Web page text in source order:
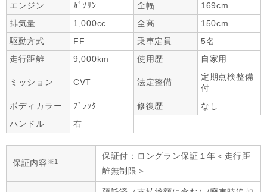
エンジン
ｶﾞｿﾘﾝ 全幅
169cm
排気量
1,000cc 全高
150cm
駆動方式
FF 乗車定員
5名
走行距離
9,000km 使用歴 自家用
ミッション CVT 法定整備
定期点検整備
付
ボディカラー
ﾌﾞﾗｯｸ 修復歴
なし
ハンドル
右
保証内容 ※1
保証付：ロングラン保証１年＜走行距
離無制限＞